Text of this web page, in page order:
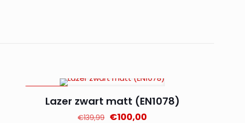
Lazer zwart matt (EN1078)
€139,99 Oorspronkelijke
€100,00Huidige